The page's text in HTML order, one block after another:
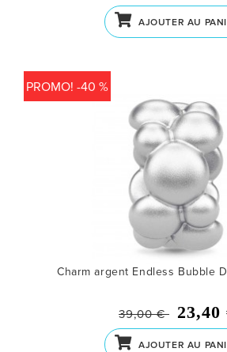
AJOUTER AU
PROMO! -40 %
Charm argent Endless Bubble
39,00 € 23,40
AJOUTER AU